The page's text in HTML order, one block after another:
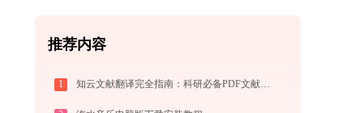
推荐内容
1 知云文献翻译完全指南：科研必备PDF文献翻译与双语对照阅读效率工具（2026最新）